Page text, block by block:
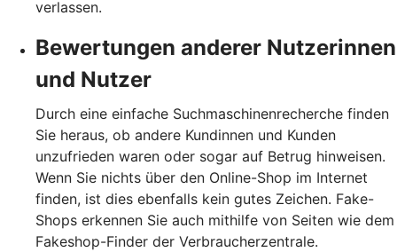
verlassen.
Bewertungen anderer Nutzerinnen
und Nutzer
Durch eine einfache Suchmaschinenrecherche finden
Sie heraus, ob andere Kundinnen und Kunden
unzufrieden waren oder sogar auf Betrug hinweisen.
Wenn Sie nichts über den Online-Shop im Internet
finden, ist dies ebenfalls kein gutes Zeichen. Fake-
Shops erkennen Sie auch mithilfe von Seiten wie dem
Fakeshop-Finder der Verbraucherzentrale.